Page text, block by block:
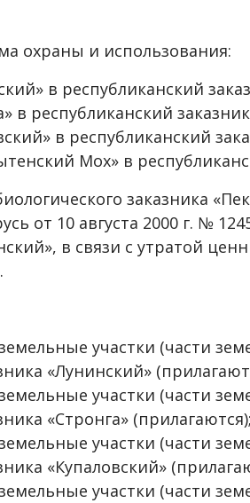
охраны и использования:
в республиканский
республиканский
в республиканский
Мох» в
заказника
от 10 августа 2000 г. №
в связи с утратой
участки (части
«Лунинский»
участки (части
«Стронга»
участки (части
«Купаловский»
участки (части